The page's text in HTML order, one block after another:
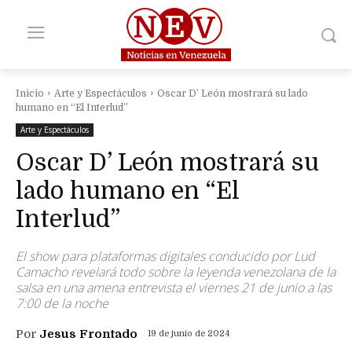
Inicio Arte y Espectáculos
Oscar D’ León mostrará su lado
humano en “El Interlud”
Arte y Espectáculos
Oscar D’ León mostrará su
lado humano en “El
Interlud”
El show para plataformas digitales conducido por Lud
Camacho revelará todo sobre la leyenda venezolana de la
salsa en una amena entrevista el viernes 21 de junio a las
7:00 de la noche
Por Jesus Frontado 19 de junio de 2024